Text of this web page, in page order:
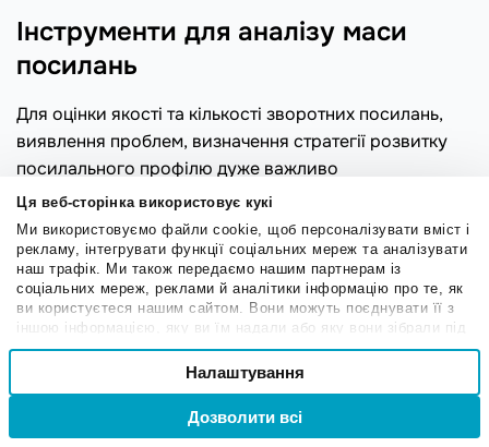
Ця веб-сторінка використовує кукі
Ми використовуємо файли cookie, щоб персоналізувати вміст і
рекламу, інтегрувати функції соціальних мереж та аналізувати
наш трафік. Ми також передаємо нашим партнерам із
соціальних мереж, реклами й аналітики інформацію про те, як
ви користуєтеся нашим сайтом. Вони можуть поєднувати її з
іншою інформацією, яку ви їм надали або яку вони зібрали під
час вашого користування їхніми службами.
Вибір
Привілейовані
Налаштування
Дозволити всі
Інструменти для аналізу маси
посилань
Для оцінки якості та кількості зворотних посилань,
виявлення проблем, визначення стратегії розвитку
посилального профілю дуже важливо
використовувати спеціальні інструменти. На ринку
чимало рішень. Ми розглянемо три найпопулярніші.
Ahrefs
Це один з найвідоміших і найпотужніших інструментів
для аналізу маси посилань. За допомогою нього
можна отримати таку інформацію:
загальна кількість посилань, домени, що